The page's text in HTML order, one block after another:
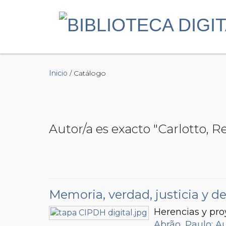
Inicio / Catálogo
Autor/a es exacto "Carlotto,
Memoria, verdad, justicia y
Herencias y